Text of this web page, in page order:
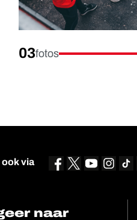
03fotos
ook via
naar